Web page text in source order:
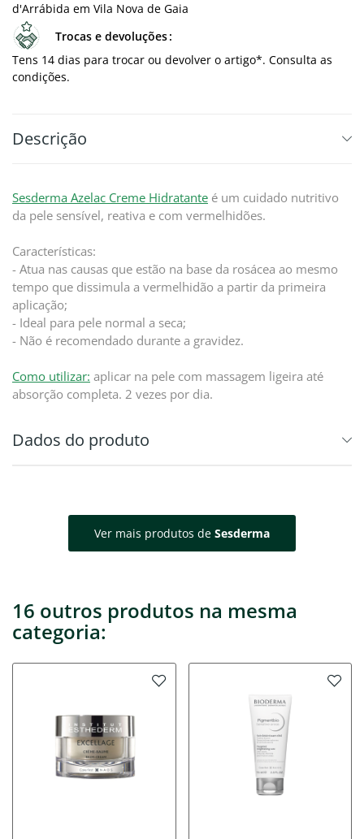
d'Arrábida em Vila Nova de Gaia
Trocas e devoluções
Tens 14 dias para trocar ou devolver o artigo*. Consulta as
condições.
Descrição
Sesderma Azelac Creme Hidratante é um cuidado nutritivo
da pele sensível, reativa e com vermelhidões.
Características:
- Atua nas causas que estão na base da rosácea ao mesmo
tempo que dissimula a vermelhidão a partir da primeira
aplicação;
- Ideal para pele normal a seca;
- Não é recomendado durante a gravidez.
Como utilizar: aplicar na pele com massagem ligeira até
absorção completa. 2 vezes por dia.
Dados do produto
Ver mais produtos de Sesderma
16 outros produtos na mesma
categoria: